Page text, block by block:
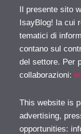
Il presente sito
IsayBlog! la cui
tematici di
contano sul
del settore. Per
collaborazioni:
This website is
advertising,
opportunities: